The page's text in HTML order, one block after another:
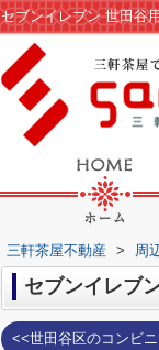
セブンイレブン 世田谷
三軒茶屋不動産 > 周
セブンイレブ
<<世田谷区のコンビ